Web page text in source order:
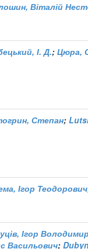
Віталій
І. Д.; Цюра,
Степан;
Ігор Теодорович
Ігор
Васильович;